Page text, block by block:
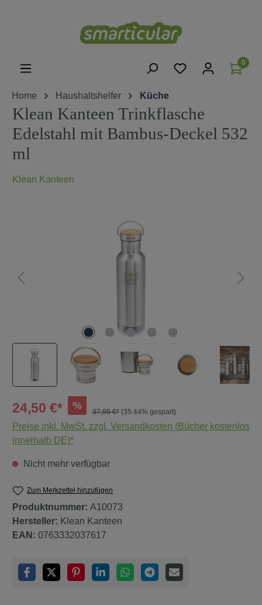
0
Home Haushaltshelfer Küche
Klean Kanteen Trinkflasche
Edelstahl mit Bambus-Deckel 532
ml
Klean Kanteen
24,50 €* %
37,95 €* (35.44% gespart)
Preise inkl. MwSt. zzgl. Versandkosten (Bücher kostenlos
innerhalb DE)*
Nicht mehr verfügbar
Zum Merkzettel hinzufügen
Produktnummer: A10073
Hersteller: Klean Kanteen
EAN: 0763332037617